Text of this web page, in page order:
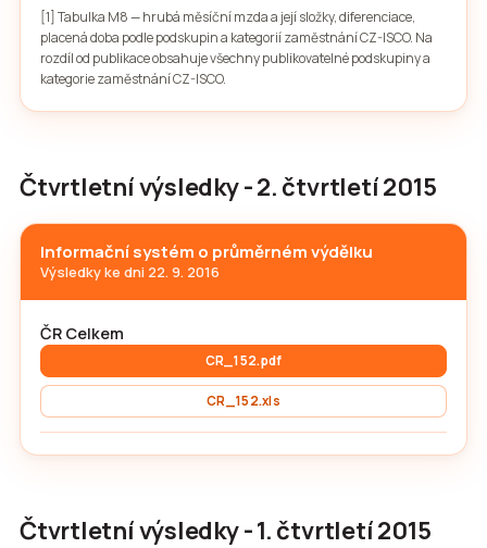
[1] Tabulka M8 — hrubá měsíční mzda a její složky, diferenciace,
placená doba podle podskupin a kategorií zaměstnání CZ-ISCO. Na
rozdíl od publikace obsahuje všechny publikovatelné podskupiny a
kategorie zaměstnání CZ-ISCO.
Čtvrtletní výsledky - 2. čtvrtletí 2015
Informační systém o průměrném výdělku
Výsledky ke dni 22. 9. 2016
ČR Celkem
CR_152.pdf
CR_152.xls
Čtvrtletní výsledky - 1. čtvrtletí 2015